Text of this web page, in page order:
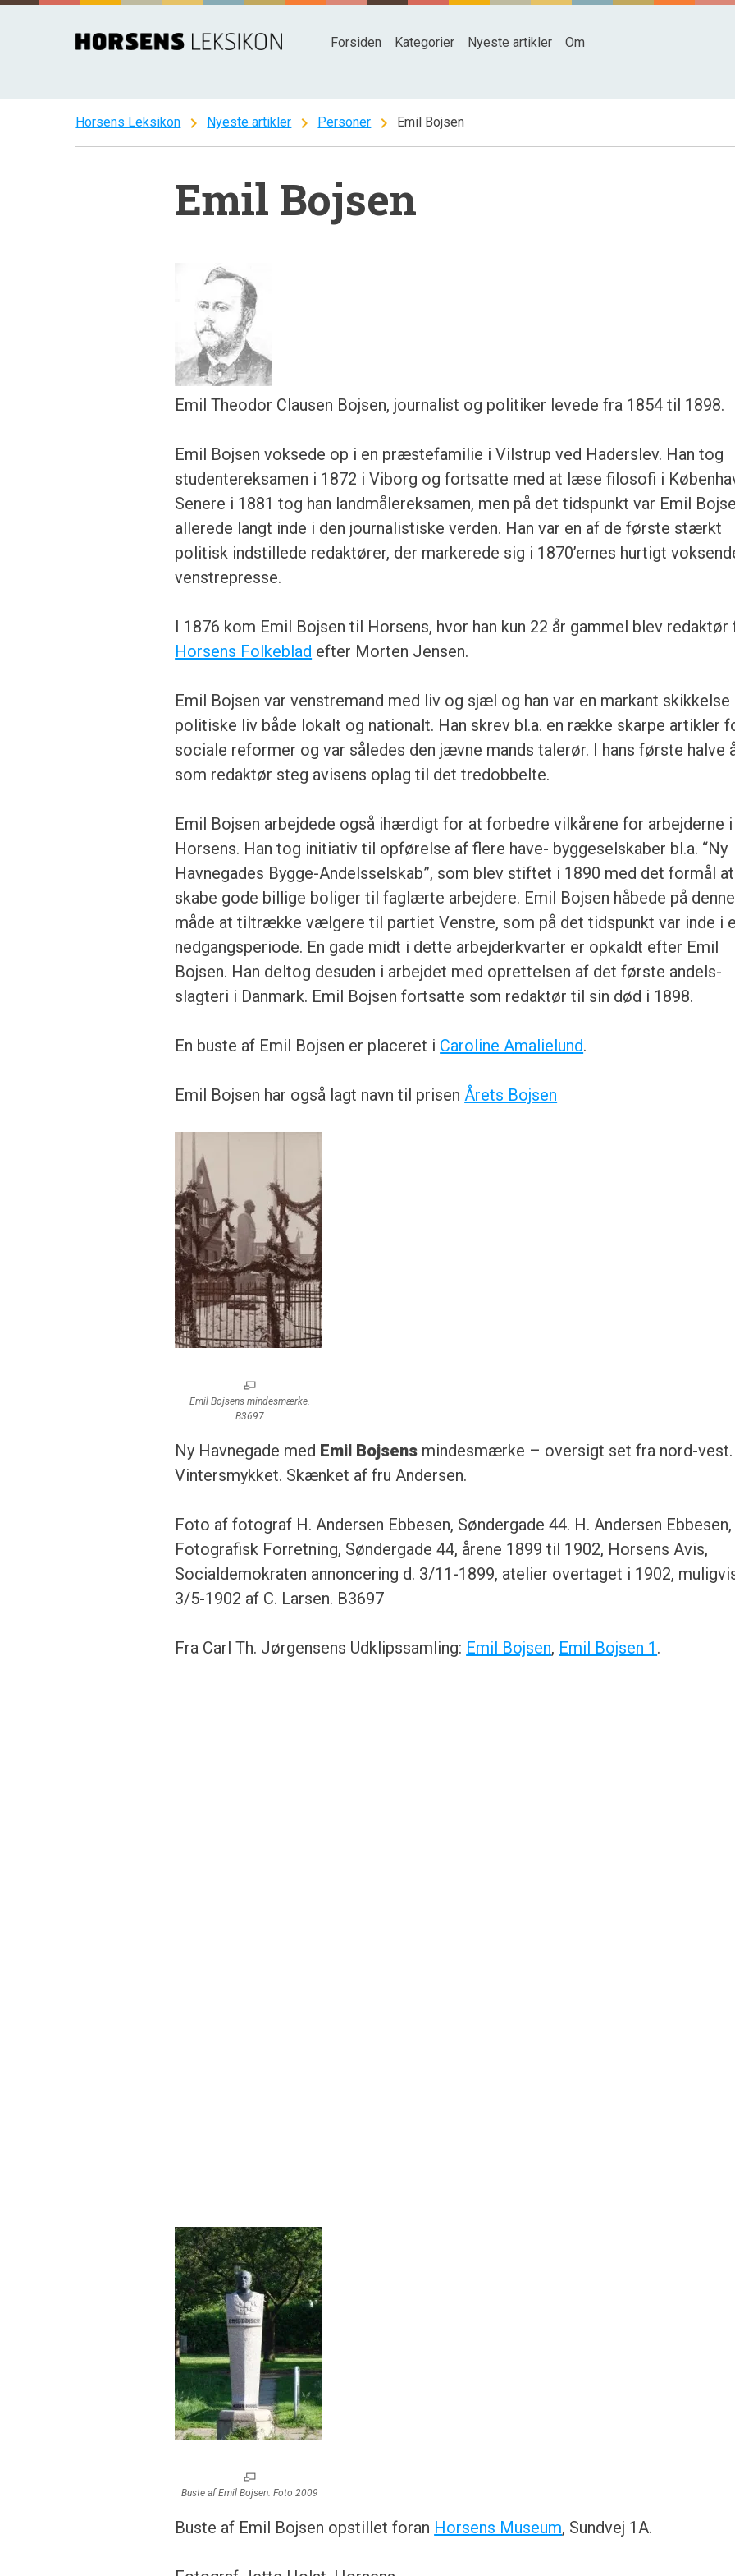
Spring
Forsiden Kategorier Nyeste artikler Om
Horsens Leksikon chevron_right Nyeste artikler chevron_right Personer chevron_right Emil Bojsen
Emil Bojsen
Emil Theodor Clausen Bojsen, journalist og politiker levede fra 1854 til 1898.
Emil Bojsen voksede op i en præstefamilie i Vilstrup ved Haderslev. Han tog
studentereksamen i 1872 i Viborg og fortsatte med at læse filosofi i
Senere i 1881 tog han landmålereksamen, men på det tidspunkt var Emil
allerede langt inde i den journalistiske verden. Han var en af de første stærkt
politisk indstillede redaktører, der markerede sig i 1870’ernes hurtigt
venstrepresse.
I 1876 kom Emil Bojsen til Horsens, hvor han kun 22 år gammel blev redaktør
Horsens Folkeblad efter Morten Jensen.
Emil Bojsen var venstremand med liv og sjæl og han var en markant skikkelse
politiske liv både lokalt og nationalt. Han skrev bl.a. en række skarpe artikler
sociale reformer og var således den jævne mands talerør. I hans første halve
som redaktør steg avisens oplag til det tredobbelte.
Emil Bojsen arbejdede også ihærdigt for at forbedre vilkårene for arbejderne i
Horsens. Han tog initiativ til opførelse af flere have- byggeselskaber bl.a. “Ny
Havnegades Bygge-Andelsselskab”, som blev stiftet i 1890 med det formål at
skabe gode billige boliger til faglærte arbejdere. Emil Bojsen håbede på denne
måde at tiltrække vælgere til partiet Venstre, som på det tidspunkt var inde i
nedgangsperiode. En gade midt i dette arbejderkvarter er opkaldt efter Emil
Bojsen. Han deltog desuden i arbejdet med oprettelsen af det første andels-
slagteri i Danmark. Emil Bojsen fortsatte som redaktør til sin død i 1898.
En buste af Emil Bojsen er placeret i Caroline Amalielund.
Emil Bojsen har også lagt navn til prisen Årets Bojsen
Emil Bojsens mindesmærke.
B3697
Ny Havnegade med Emil Bojsens mindesmærke – oversigt set fra nord-vest.
Vintersmykket. Skænket af fru Andersen.
Foto af fotograf H. Andersen Ebbesen, Søndergade 44. H. Andersen Ebbesen,
Fotografisk Forretning, Søndergade 44, årene 1899 til 1902, Horsens Avis,
Socialdemokraten annoncering d. 3/11-1899, atelier overtaget i 1902,
3/5-1902 af C. Larsen. B3697
Fra Carl Th. Jørgensens Udklipssamling: Emil Bojsen, Emil Bojsen 1 .
Buste af Emil Bojsen. Foto 2009
Buste af Emil Bojsen opstillet foran Horsens Museum, Sundvej 1A.